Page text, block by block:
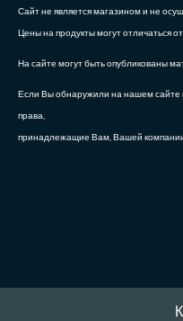
Сайт не является магазином и не
Цены на продукты могут отличаться
На сайте могут быть опубликованы
Если Вы обнаружили на нашем сайте
права,
принадлежащие Вам, Вашей